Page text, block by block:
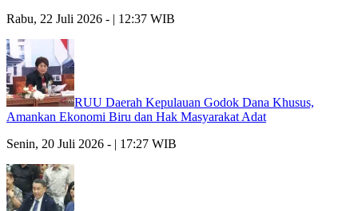
Rabu, 22 Juli 2026 - | 12:37 WIB
RUU Daerah Kepulauan Godok Dana Khusus,
Amankan Ekonomi Biru dan Hak Masyarakat Adat
Senin, 20 Juli 2026 - | 17:27 WIB